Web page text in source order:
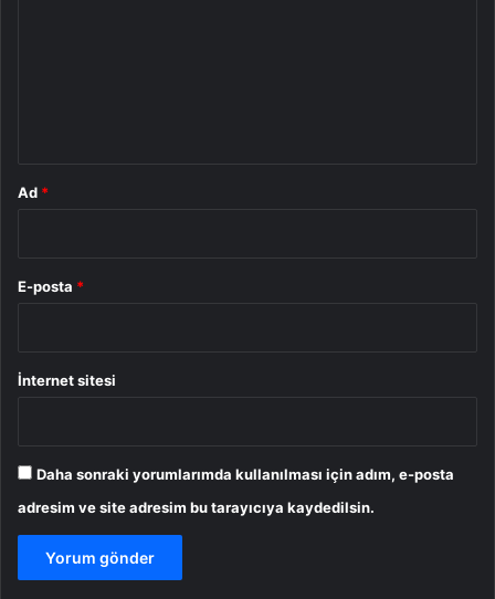
Ad *
E-posta *
İnternet sitesi
Daha sonraki yorumlarımda kullanılması için adım, e-posta
adresim ve site adresim bu tarayıcıya kaydedilsin.